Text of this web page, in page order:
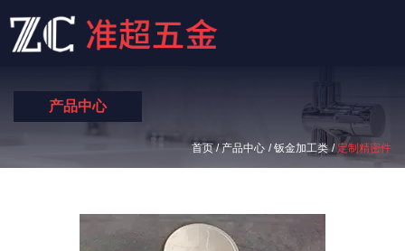
产品中心
首页/产品中心 /钣金加工类 / 定制精密件